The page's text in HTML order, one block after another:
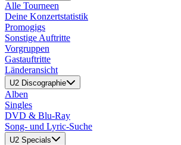
Alle Tourneen
Deine Konzertstatistik
Promogigs
Sonstige Auftritte
Vorgruppen
Gastauftritte
Länderansicht
U2 Discographie
Alben
Singles
DVD & Blu-Ray
Song- und Lyric-Suche
U2 Specials